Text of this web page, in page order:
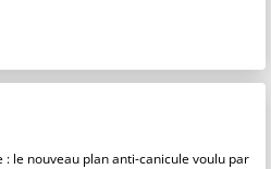
le nouveau plan anti-canicule voulu par